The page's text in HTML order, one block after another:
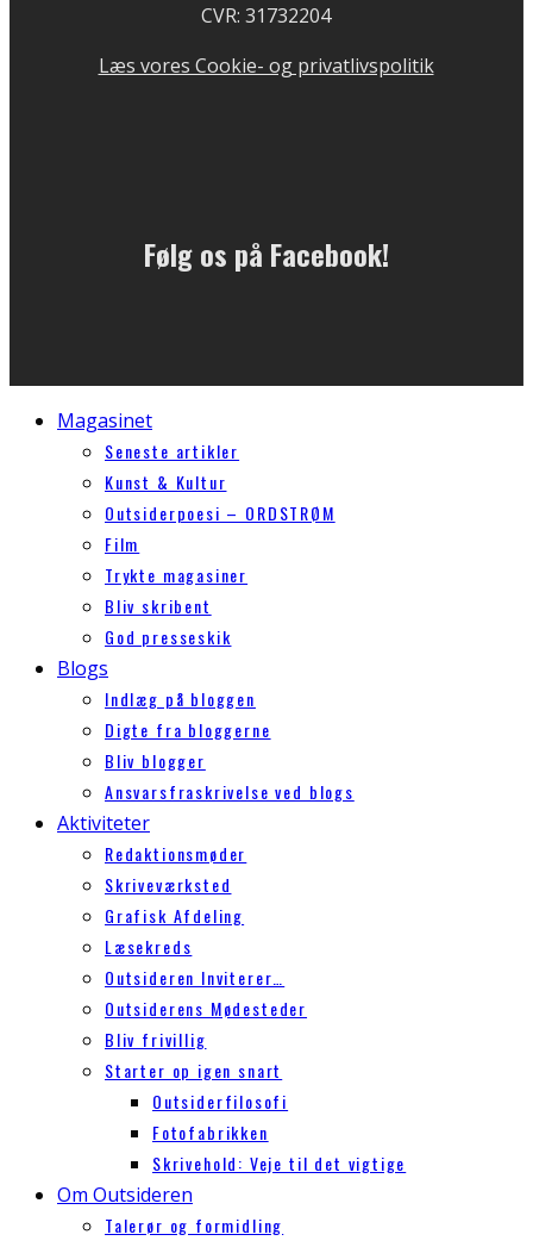
CVR: 31732204
Læs vores Cookie- og privatlivspolitik
Følg os på Facebook!
Magasinet
Seneste artikler
Kunst & Kultur
Outsiderpoesi – ORDSTRØM
Film
Trykte magasiner
Bliv skribent
God presseskik
Blogs
Indlæg på bloggen
Digte fra bloggerne
Bliv blogger
Ansvarsfraskrivelse ved blogs
Aktiviteter
Redaktionsmøder
Skriveværksted
Grafisk Afdeling
Læsekreds
Outsideren Inviterer…
Outsiderens Mødesteder
Bliv frivillig
Starter op igen snart
Outsiderfilosofi
Fotofabrikken
Skrivehold: Veje til det vigtige
Om Outsideren
Talerør og formidling